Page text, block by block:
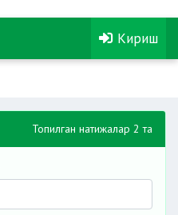
Кириш
Топилган натижалар 2 та